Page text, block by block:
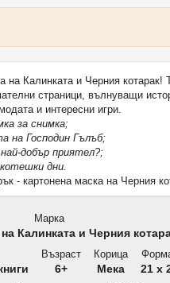
на Калинката и Черния котарак!
страници, вълнуващи
и интересни игри.
за снимка;
на Господин Гълъб;
добър приятел?;
дни.
- картонена маска на Черния
Марка
Калинката и Черния
Възраст
6+
Корица
Мека
21 x